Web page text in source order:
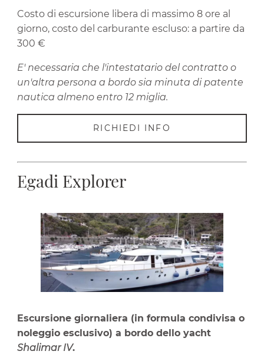
Costo di escursione libera di massimo 8 ore al
giorno, costo del carburante escluso: a partire da
300 €
E' necessaria che l'intestatario del contratto o
un'altra persona a bordo sia minuta di patente
nautica almeno entro 12 miglia.
RICHIEDI INFO
Egadi Explorer
Escursione giornaliera (in formula condivisa o
noleggio esclusivo) a bordo dello yacht
Shalimar IV.